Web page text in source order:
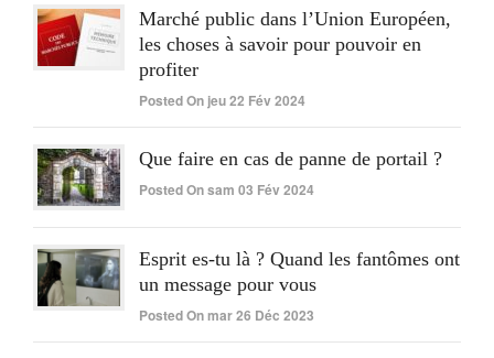
Marché public dans l’Union Européen,
les choses à savoir pour pouvoir en
profiter
Posted On jeu 22 Fév 2024
Que faire en cas de panne de portail ?
Posted On sam 03 Fév 2024
Esprit es-tu là ? Quand les fantômes ont
un message pour vous
Posted On mar 26 Déc 2023